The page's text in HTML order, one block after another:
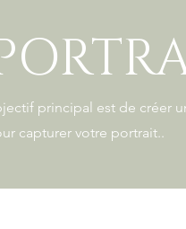
principal est de créer
capturer votre portrait..